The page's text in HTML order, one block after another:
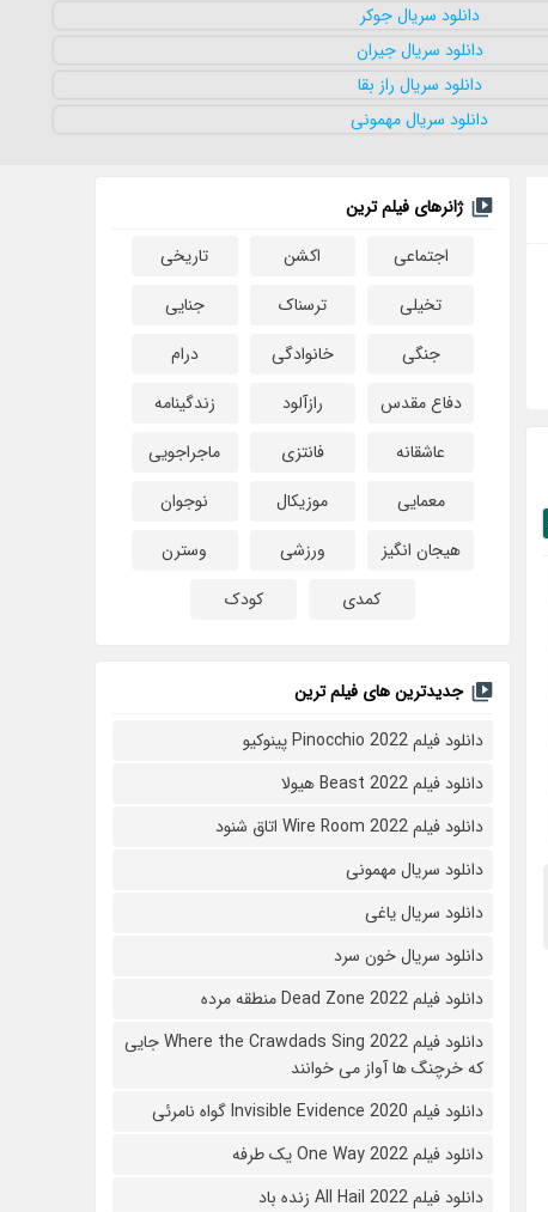
ژانرهای فیلم ترین
اجتماعی
اکشن
تاریخی
تخیلی
ترسناک
جنایی
جنگی
خانوادگی
درام
دفاع مقدس
رازآلود
زندگینامه
عاشقانه
فانتزی
ماجراجویی
معمایی
موزیکال
نوجوان
هیجان انگیز
ورزشی
وسترن
کمدی
کودک
جدیدترین های فیلم ترین
دانلود فیلم Pinocchio 2022 پینوکیو
دانلود فیلم Beast 2022 هیولا
دانلود فیلم Wire Room 2022 اتاق شنود
دانلود سریال مهمونی
دانلود سریال یاغی
دانلود سریال خون سرد
دانلود فیلم 2022 Dead Zone منطقه مرده
دانلود فیلم Where the Crawdads Sing 2022 جایی
که خرچنگ ها آواز می خوانند
دانلود فیلم 2020 Invisible Evidence گواه نامرئی
دانلود فیلم One Way 2022 یک طرفه
دانلود فیلم All Hail 2022 زنده باد